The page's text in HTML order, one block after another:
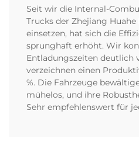
Seit wir die Internal-
Trucks der Zhejiang Huahe
einsetzen, hat sich die
sprunghaft erhöht. Wir
Entladungszeiten deutlich
verzeichnen einen
%. Die Fahrzeuge
mühelos, und ihre
Sehr empfehlenswert für